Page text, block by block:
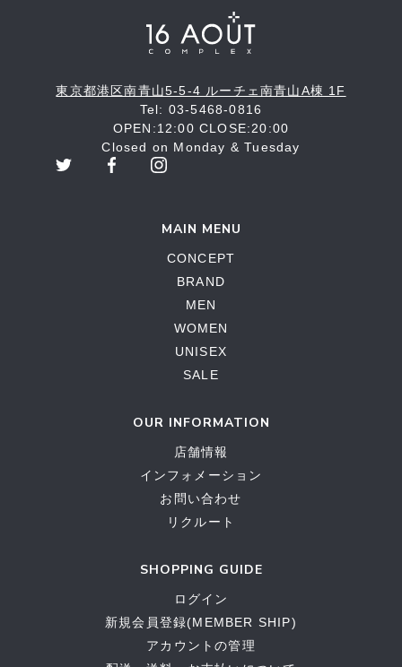
東京都港区南青山5-5-4 ルーチェ南青山A棟 1F
Tel: 03-5468-0816
OPEN:12:00 CLOSE:20:00
Closed on Monday & Tuesday
MAIN MENU
CONCEPT
BRAND
MEN
WOMEN
UNISEX
SALE
OUR INFORMATION
店舗情報
インフォメーション
お問い合わせ
リクルート
SHOPPING GUIDE
ログイン
新規会員登録(MEMBER SHIP)
アカウントの管理